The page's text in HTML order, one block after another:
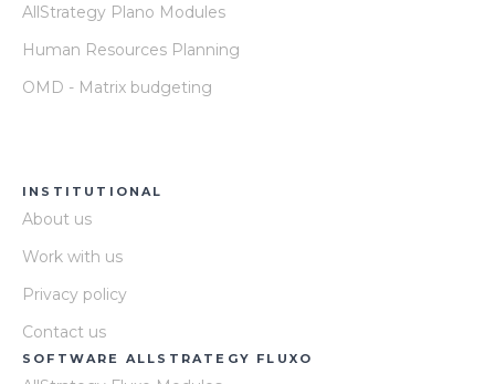
AllStrategy Plano Modules
Human Resources Planning
OMD - Matrix budgeting
INSTITUTIONAL
About us
Work with us
Privacy policy
Contact us
SOFTWARE ALLSTRATEGY FLUXO